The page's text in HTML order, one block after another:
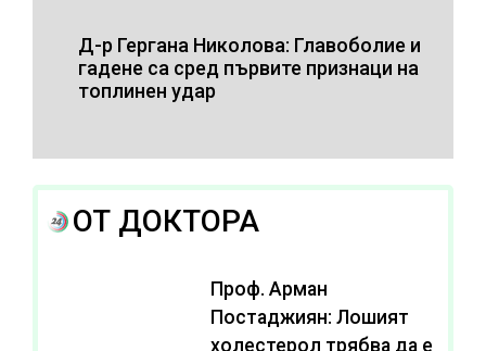
Д-р Гергана Николова: Главоболие и
гадене са сред първите признаци на
топлинен удар
ОТ ДОКТОРА
Проф. Арман
Постаджиян: Лошият
холестерол трябва да е